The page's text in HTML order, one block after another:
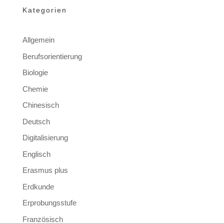
Kategorien
Allgemein
Berufsorientierung
Biologie
Chemie
Chinesisch
Deutsch
Digitalisierung
Englisch
Erasmus plus
Erdkunde
Erprobungsstufe
Französisch